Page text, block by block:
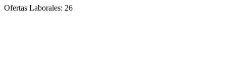
Ofertas Laborales: 26